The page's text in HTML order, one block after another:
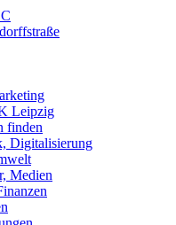
Leipzig
finden
Digitalisierung
Medien